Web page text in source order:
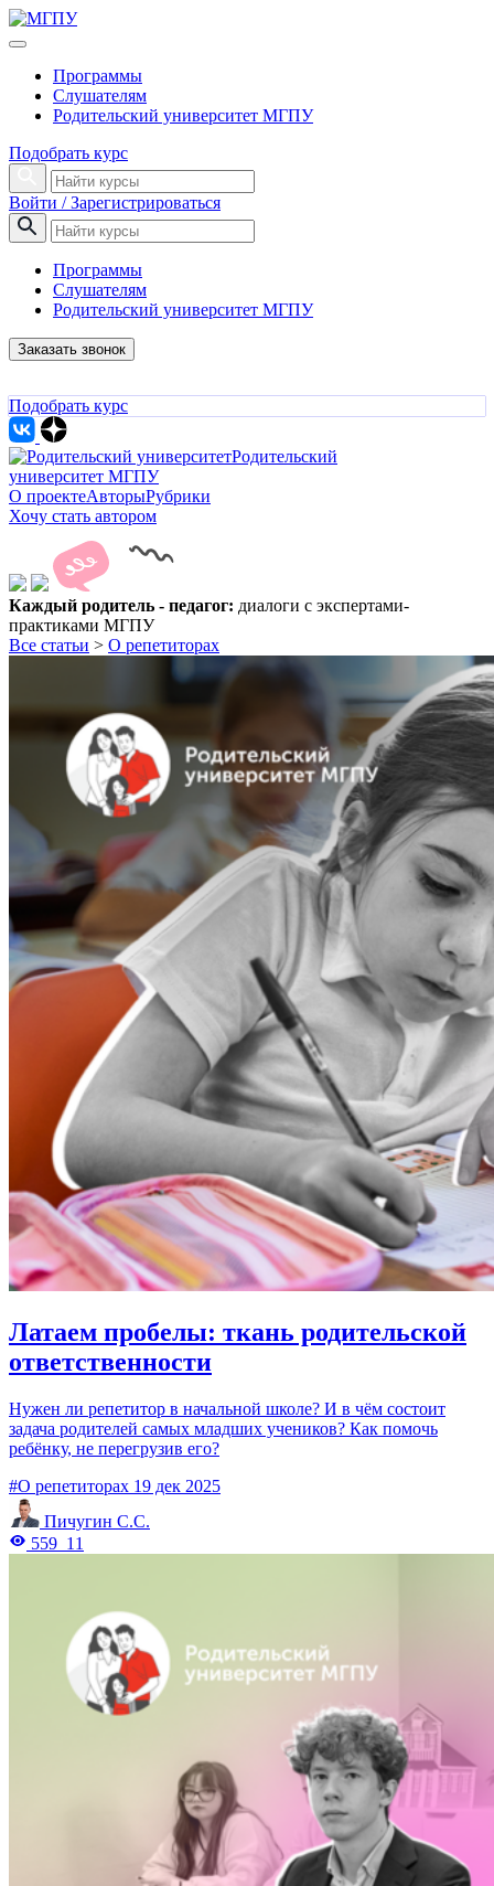
Программы
Слушателям
Родительский университет МГПУ
Подобрать курс
Войти / Зарегистрироваться
Программы
Слушателям
Родительский университет МГПУ
Заказать звонок
Подобрать курс
Родительский
университет МГПУ
О проектеАвторыРубрики
Хочу стать автором
Каждый родитель - педагог: диалоги с экспертами-
практиками МГПУ
Все статьи > О репетиторах
Латаем пробелы: ткань родительской
ответственности
Нужен ли репетитор в начальной школе? И в чём состоит
задача родителей самых младших учеников? Как помочь
ребёнку, не перегрузив его?
#О репетиторах 19 дек 2025
Пичугин С.С.
559 11